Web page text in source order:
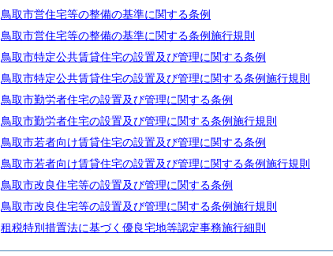
鳥取市営住宅等の整備の基準に関する条例
鳥取市営住宅等の整備の基準に関する条例施行規則
鳥取市特定公共賃貸住宅の設置及び管理に関する条例
鳥取市特定公共賃貸住宅の設置及び管理に関する条例施行規則
鳥取市勤労者住宅の設置及び管理に関する条例
鳥取市勤労者住宅の設置及び管理に関する条例施行規則
鳥取市若者向け賃貸住宅の設置及び管理に関する条例
鳥取市若者向け賃貸住宅の設置及び管理に関する条例施行規則
鳥取市改良住宅等の設置及び管理に関する条例
鳥取市改良住宅等の設置及び管理に関する条例施行規則
租税特別措置法に基づく優良宅地等認定事務施行細則